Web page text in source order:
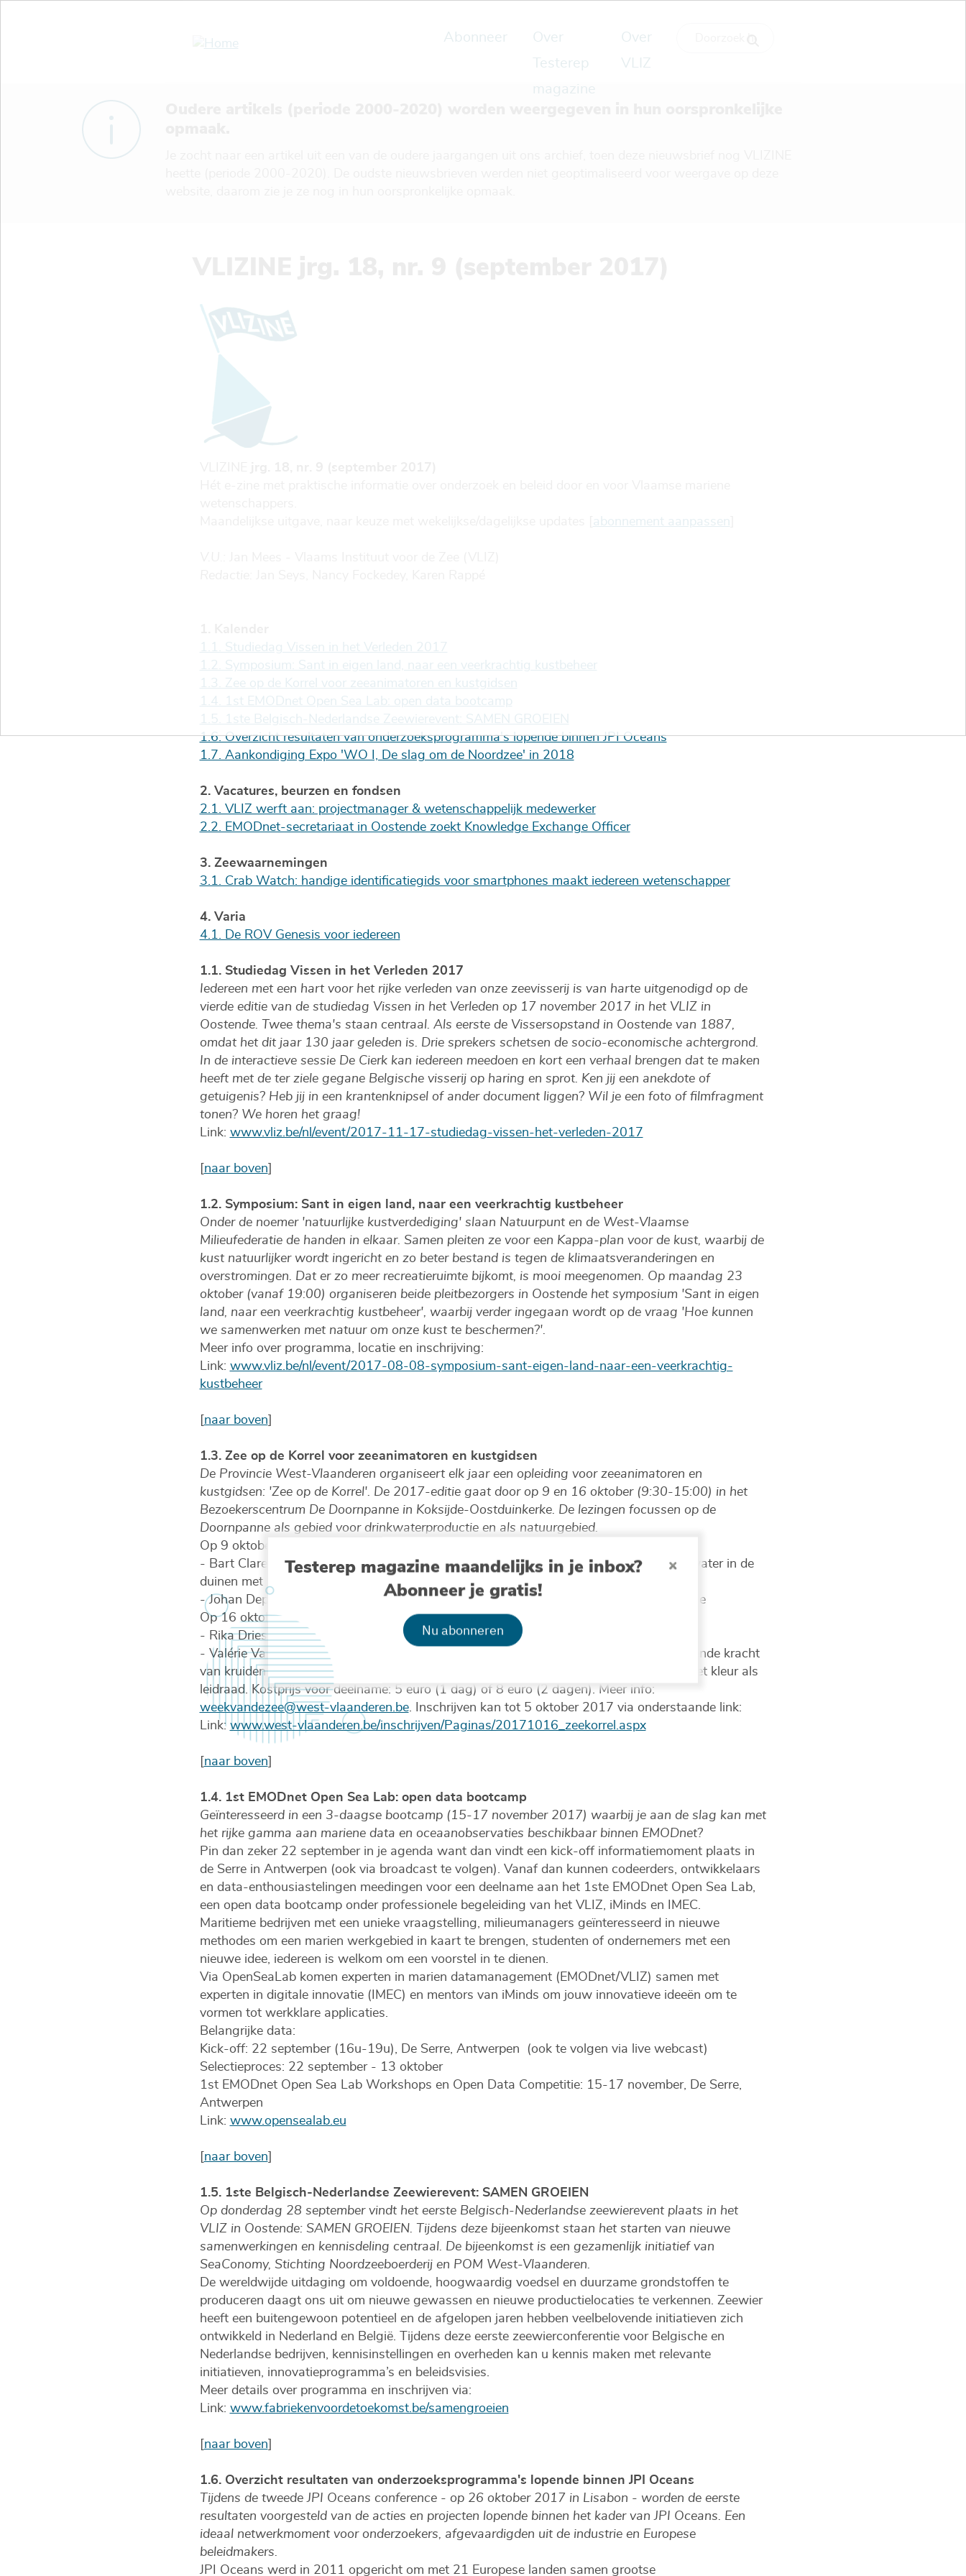
Testerep magazine maandelijks in je inbox?
Abonneer je gratis!
Nu abonneren
Abonneer
Over
Testerep
magazine
Over
VLIZ
abonnement aanpassen
1.1. Studiedag Vissen in het Verleden 2017
1.2. Symposium: Sant in eigen land, naar een veerkrachtig kustbeheer
1.3. Zee op de Korrel voor zeeanimatoren en kustgidsen
1.4. 1st EMODnet Open Sea Lab: open data bootcamp
1.5. 1ste Belgisch-Nederlandse Zeewierevent: SAMEN GROEIEN
1.6. Overzicht resultaten van onderzoeksprogramma's lopende binnen JPI Oceans
1.7. Aankondiging Expo 'WO I, De slag om de Noordzee' in 2018
2. Vacatures, beurzen en fondsen
2.1. VLIZ werft aan: projectmanager & wetenschappelijk medewerker
2.2. EMODnet-secretariaat in Oostende zoekt Knowledge Exchange Officer
3. Zeewaarnemingen
3.1. Crab Watch: handige identificatiegids voor smartphones maakt iedereen wetenschapper
4. Varia
4.1. De ROV Genesis voor iedereen
1.1. Studiedag Vissen in het Verleden 2017
Iedereen met een hart voor het rijke verleden van onze zeevisserij is van harte uitgenodigd op de
vierde editie van de studiedag Vissen in het Verleden op 17 november 2017 in het VLIZ in
Oostende. Twee thema's staan centraal. Als eerste de Vissersopstand in Oostende van 1887,
omdat het dit jaar 130 jaar geleden is. Drie sprekers schetsen de socio-economische achtergrond.
In de interactieve sessie De Cierk kan iedereen meedoen en kort een verhaal brengen dat te maken
heeft met de ter ziele gegane Belgische visserij op haring en sprot. Ken jij een anekdote of
getuigenis? Heb jij in een krantenknipsel of ander document liggen? Wil je een foto of filmfragment
tonen? We horen het graag!
Link: www.vliz.be/nl/event/2017-11-17-studiedag-vissen-het-verleden-2017
naar boven
1.2. Symposium: Sant in eigen land, naar een veerkrachtig kustbeheer
Onder de noemer 'natuurlijke kustverdediging' slaan Natuurpunt en de West-Vlaamse
Milieufederatie de handen in elkaar. Samen pleiten ze voor een Kappa-plan voor de kust, waarbij de
kust natuurlijker wordt ingericht en zo beter bestand is tegen de klimaatsveranderingen en
overstromingen. Dat er zo meer recreatieruimte bijkomt, is mooi meegenomen. Op maandag 23
oktober (vanaf 19:00) organiseren beide pleitbezorgers in Oostende het symposium 'Sant in eigen
land, naar een veerkrachtig kustbeheer', waarbij verder ingegaan wordt op de vraag 'Hoe kunnen
we samenwerken met natuur om onze kust te beschermen?'.
Meer info over programma, locatie en inschrijving:
Link: www.vliz.be/nl/event/2017-08-08-symposium-sant-eigen-land-naar-een-veerkrachtig-
kustbeheer
naar boven
1.3. Zee op de Korrel voor zeeanimatoren en kustgidsen
De Provincie West-Vlaanderen organiseert elk jaar een opleiding voor zeeanimatoren en
kustgidsen: 'Zee op de Korrel'. De 2017-editie gaat door op 9 en 16 oktober (9:30-15:00) in het
Bezoekerscentrum De Doornpanne in Koksijde-Oostduinkerke. De lezingen focussen op de
Doornpanne als gebied voor drinkwaterproductie en als natuurgebied.
Op 9 oktober komen aan bod in de opleiding:
- Bart Clarebout (IWVA). Van bron tot kraan: het duurzame productieproces van drinkwater in de
duinen met geleide wandeling naar het infiltratiepand en bezoek aan het pompstation.
- Johan Depotter (natuurgids). Op wandel doorheen de geschiedenis van de Doornpanne
Op 16 oktober spreken:
- Rika Driessens (IWVA). Natuurbeheer in De Doornpanne
- Valérie Vandenbussche en Ludwien Battel (natuurgidsen). Supermarkt Duinen: de helende kracht
van kruiden en bessen uit de duinen. Kleurrijke Duinen: op ontdekking door de duinen met kleur als
leidraad. Kostprijs voor deelname: 5 euro (1 dag) of 8 euro (2 dagen). Meer info:
weekvandezee@west-vlaanderen.be. Inschrijven kan tot 5 oktober 2017 via onderstaande link:
Link: www.west-vlaanderen.be/inschrijven/Paginas/20171016_zeekorrel.aspx
naar boven
1.4. 1st EMODnet Open Sea Lab: open data bootcamp
Geïnteresseerd in een 3-daagse bootcamp (15-17 november 2017) waarbij je aan de slag kan met
het rijke gamma aan mariene data en oceaanobservaties beschikbaar binnen EMODnet?
Pin dan zeker 22 september in je agenda want dan vindt een kick-off informatiemoment plaats in
de Serre in Antwerpen (ook via broadcast te volgen). Vanaf dan kunnen codeerders, ontwikkelaars
en data-enthousiastelingen meedingen voor een deelname aan het 1ste EMODnet Open Sea Lab,
een open data bootcamp onder professionele begeleiding van het VLIZ, iMinds en IMEC.
Maritieme bedrijven met een unieke vraagstelling, milieumanagers geïnteresseerd in nieuwe
methodes om een marien werkgebied in kaart te brengen, studenten of ondernemers met een
nieuwe idee, iedereen is welkom om een voorstel in te dienen.
Via OpenSeaLab komen experten in marien datamanagement (EMODnet/VLIZ) samen met
experten in digitale innovatie (IMEC) en mentors van iMinds om jouw innovatieve ideeën om te
vormen tot werkklare applicaties.
Belangrijke data:
Kick-off: 22 september (16u-19u), De Serre, Antwerpen (ook te volgen via live webcast)
Selectieproces: 22 september - 13 oktober
1st EMODnet Open Sea Lab Workshops en Open Data Competitie: 15-17 november, De Serre,
Antwerpen
Link: www.opensealab.eu
naar boven
1.5. 1ste Belgisch-Nederlandse Zeewierevent: SAMEN GROEIEN
Op donderdag 28 september vindt het eerste Belgisch-Nederlandse zeewierevent plaats in het
VLIZ in Oostende: SAMEN GROEIEN. Tijdens deze bijeenkomst staan het starten van nieuwe
samenwerkingen en kennisdeling centraal. De bijeenkomst is een gezamenlijk initiatief van
SeaConomy, Stichting Noordzeeboerderij en POM West-Vlaanderen.
De wereldwijde uitdaging om voldoende, hoogwaardig voedsel en duurzame grondstoffen te
produceren daagt ons uit om nieuwe gewassen en nieuwe productielocaties te verkennen. Zeewier
heeft een buitengewoon potentieel en de afgelopen jaren hebben veelbelovende initiatieven zich
ontwikkeld in Nederland en België. Tijdens deze eerste zeewierconferentie voor Belgische en
Nederlandse bedrijven, kennisinstellingen en overheden kan u kennis maken met relevante
initiatieven, innovatieprogramma’s en beleidsvisies.
Meer details over programma en inschrijven via:
Link: www.fabriekenvoordetoekomst.be/samengroeien
naar boven
1.6. Overzicht resultaten van onderzoeksprogramma's lopende binnen JPI Oceans
Tijdens de tweede JPI Oceans conference - op 26 oktober 2017 in Lisabon - worden de eerste
resultaten voorgesteld van de acties en projecten lopende binnen het kader van JPI Oceans. Een
ideaal netwerkmoment voor onderzoekers, afgevaardigden uit de industrie en Europese
beleidmakers.
JPI Oceans werd in 2011 opgericht om met 21 Europese landen samen grootse